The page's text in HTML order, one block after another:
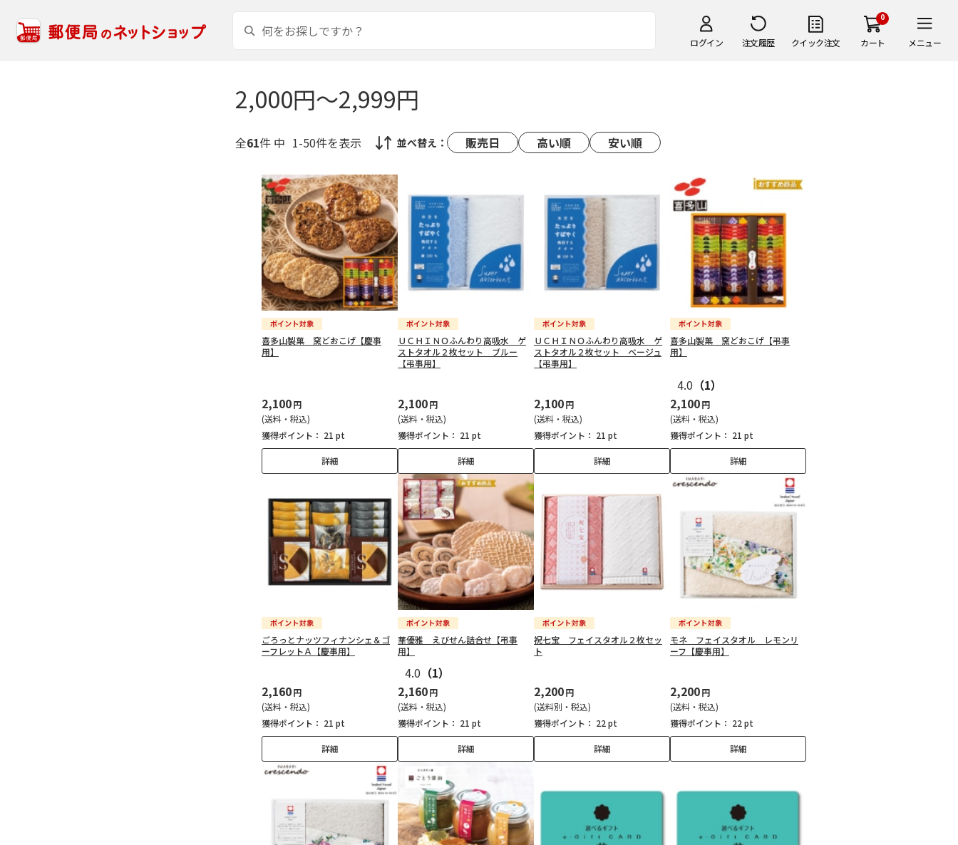
ログイン 注文履歴 クイック注文
0
カート メニュー
2,000円～2,999円
全61件 中 1-50件を表示 並べ替え： 販売日 高い順 安い順
喜多山製菓 窯どおこげ【慶事
用】
2,100円
(送料・税込)
獲得ポイント： 21 pt
詳細
ＵＣＨＩＮＯふんわり高吸水 ゲ
ストタオル２枚セット ブルー
【弔事用】
2,100円
(送料・税込)
獲得ポイント： 21 pt
詳細
ＵＣＨＩＮＯふんわり高吸水 ゲ
ストタオル２枚セット ベージュ
【弔事用】
2,100円
(送料・税込)
獲得ポイント： 21 pt
詳細
喜多山製菓 窯どおこげ【弔事
用】
4.0 （1）
2,100円
(送料・税込)
獲得ポイント： 21 pt
詳細
ごろっとナッツフィナンシェ＆ゴ
ーフレットＡ【慶事用】
2,160円
(送料・税込)
獲得ポイント： 21 pt
詳細
華優雅 えびせん詰合せ【弔事
用】
4.0 （1）
2,160円
(送料・税込)
獲得ポイント： 21 pt
詳細
祝七宝 フェイスタオル２枚セッ
ト
2,200円
(送料別・税込)
獲得ポイント： 22 pt
詳細
モネ フェイスタオル レモンリ
ーフ【慶事用】
2,200円
(送料・税込)
獲得ポイント： 22 pt
詳細